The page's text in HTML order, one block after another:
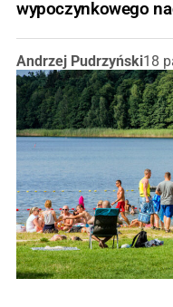
wypoczynkowego
Andrzej Pudrzyński18